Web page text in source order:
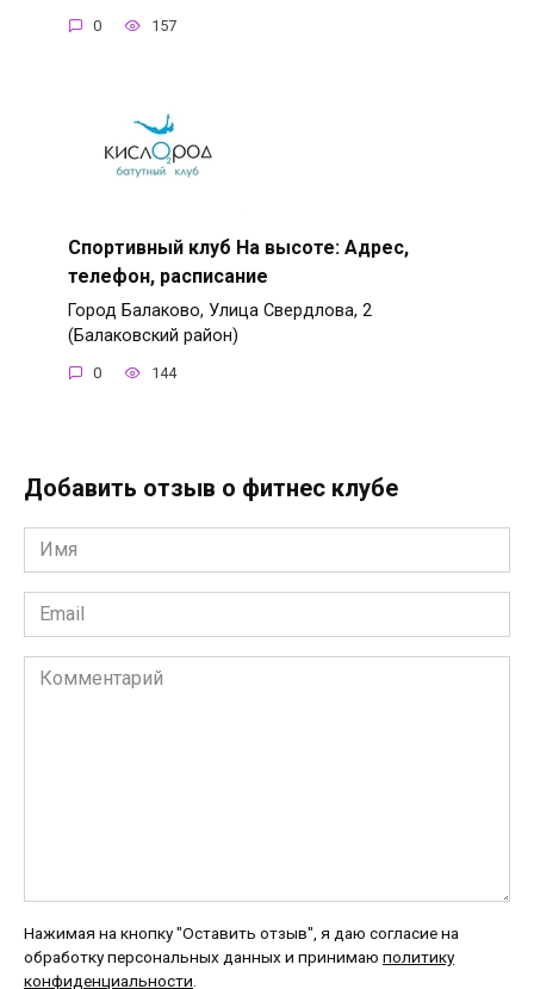
0 157
Спортивный клуб На высоте: Адрес,
телефон, расписание
Город Балаково, Улица Свердлова, 2
(Балаковский район)
0 144
Добавить отзыв о фитнес клубе
Имя
*
Email
*
Комментарий
Нажимая на кнопку "Оставить отзыв", я даю согласие на
обработку персональных данных и принимаю политику
конфиденциальности